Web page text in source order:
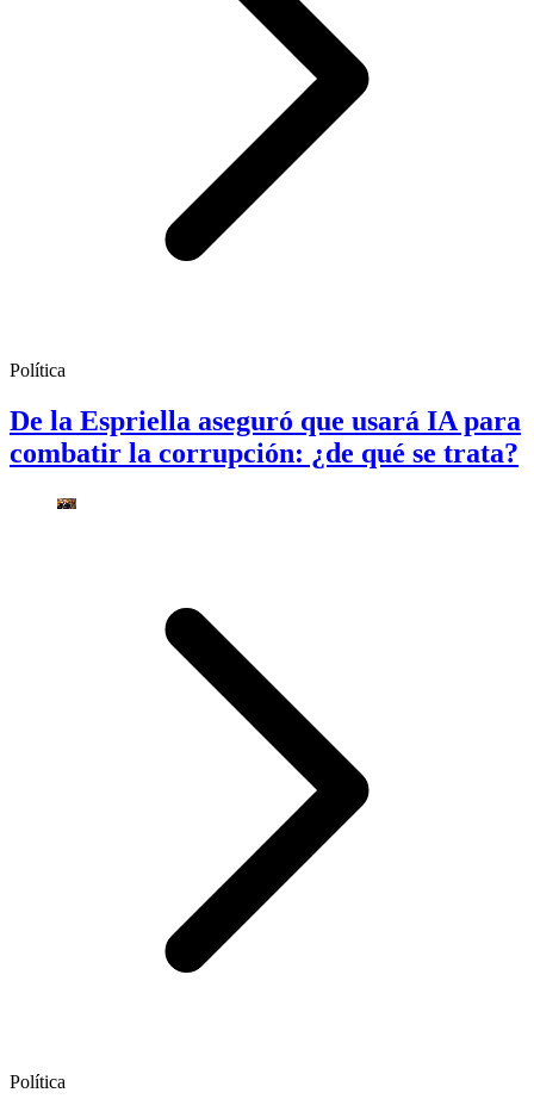
Política
De la Espriella aseguró que usará IA para
combatir la corrupción: ¿de qué se trata?
Política